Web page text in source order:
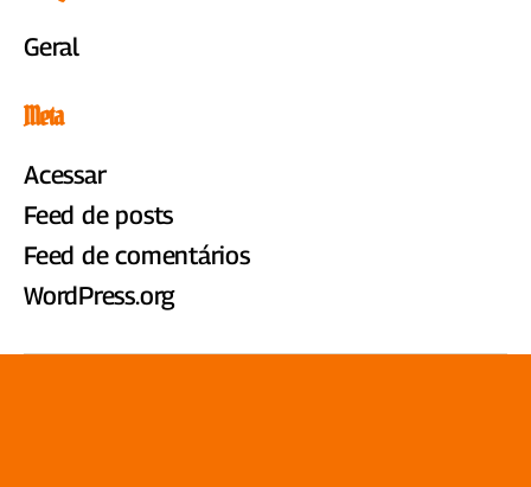
Geral
Meta
Acessar
Feed de posts
Feed de comentários
WordPress.org